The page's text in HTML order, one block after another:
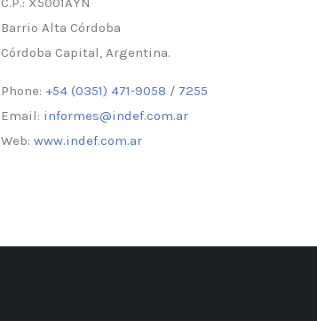
Barrio Alta Córdoba
Córdoba Capital, Argentina.
Phone: +54 (0351) 471-9058 / 7255
Email: informes@indef.com.ar
Web: www.indef.com.ar